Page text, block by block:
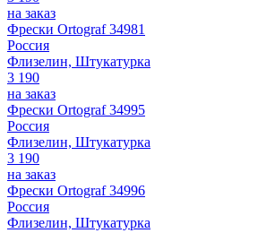
на заказ
Фрески Ortograf 34981
Россия
Флизелин, Штукатурка
3 190
на заказ
Фрески Ortograf 34995
Россия
Флизелин, Штукатурка
3 190
на заказ
Фрески Ortograf 34996
Россия
Флизелин, Штукатурка